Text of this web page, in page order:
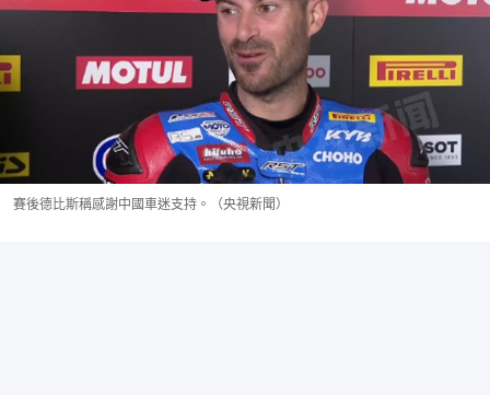
賽後德比斯稱感謝中國車迷支持。（央視新聞）